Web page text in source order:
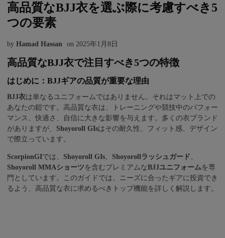
高品質なBJJ衣を選ぶ際に考慮すべき5
つの要素
by Hamad Hassan on 2025年1月8日
高品質なBJJ衣で注目すべき5つの特徴
はじめに：BJJギアの品質が重要な理由
BJJ衣は単なるユニフォームではありません。それはマット上での
あなたの鎧です。高品質な衣は、トレーニングや競技中のパフォー
マンス、快適さ、自信に大きな影響を与えます。多くの衣ブランド
がありますが、 Shoyoroll GIsはその耐久性、フィット感、デザイン
で際立っています。
ScorpionGIでは、 Shoyoroll GIs Shoyorollラッシュガード
Shoyoroll MMAショーツ を含むプレミアムなBJJユニフォーム を専
門としています。このガイドでは、ニーズに合ったギアに投資でき
るよう、高品質な衣に求めるべきトップ機能を詳しく解説します。